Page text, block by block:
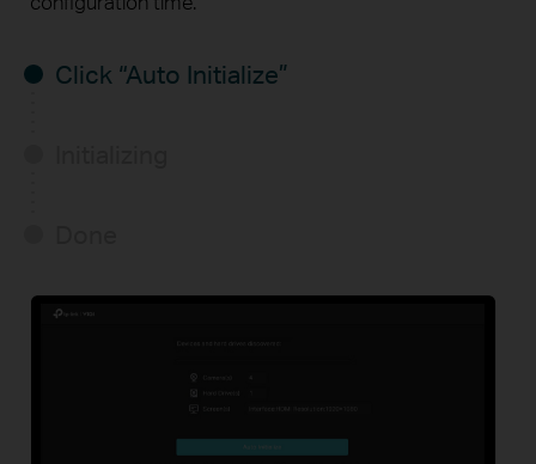
Click “Auto Initialize”